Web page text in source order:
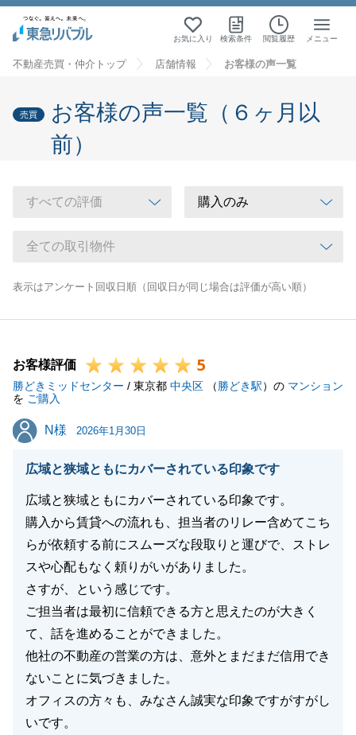
お気に入り 検索条件 閲覧履歴 メニュー
不動産売買・仲介トップ 店舗情報 お客様の声一覧
売買
お客様の声一覧（６ヶ月以
前）
表示はアンケート回収日順（回収日が同じ場合は評価が高い順）
お客様評価 5
勝どきミッドセンター / 東京都 中央区 （ 勝どき駅）の マンション
を ご購入
N様
N様 2026年1月30日
広域と狭域ともにカバーされている印象です
広域と狭域ともにカバーされている印象です。
購入から賃貸への流れも、担当者のリレー含めてこち
らが依頼する前にスムーズな段取りと運びで、ストレ
スや心配もなく頼りがいがありました。
さすが、という感じです。
ご担当者は最初に信頼できる方と思えたのが大きく
て、話を進めることができました。
他社の不動産の営業の方は、意外とまだまだ信用でき
ないことに気づきました。
オフィスの方々も、みなさん誠実な印象ですがすがし
いです。